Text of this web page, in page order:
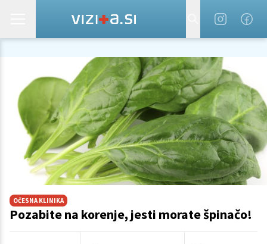
OČESNA KLINIKA
Pozabite na korenje, jesti morate špinačo!